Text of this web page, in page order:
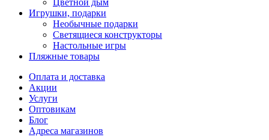
Цветной дым
Игрушки, подарки
Необычные подарки
Светящиеся конструкторы
Настольные игры
Пляжные товары
Оплата и доставка
Акции
Услуги
Оптовикам
Блог
Адреса магазинов